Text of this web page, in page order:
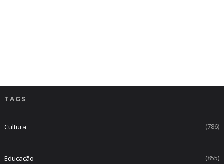
TAGS
Cultura (786)
Educação (855)